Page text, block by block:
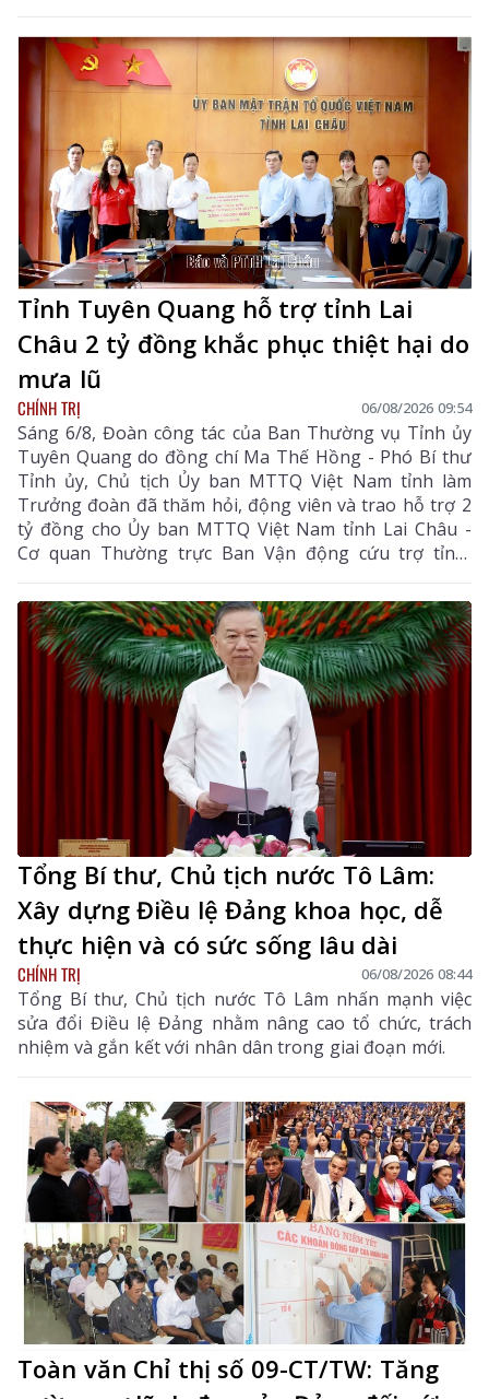
Tỉnh Tuyên Quang hỗ trợ tỉnh Lai
Châu 2 tỷ đồng khắc phục thiệt hại do
mưa lũ
CHÍNH TRỊ 06/08/2026 09:54
Sáng 6/8, Đoàn công tác của Ban Thường vụ Tỉnh ủy
Tuyên Quang do đồng chí Ma Thế Hồng - Phó Bí thư
Tỉnh ủy, Chủ tịch Ủy ban MTTQ Việt Nam tỉnh làm
Trưởng đoàn đã thăm hỏi, động viên và trao hỗ trợ 2
tỷ đồng cho Ủy ban MTTQ Việt Nam tỉnh Lai Châu -
Cơ quan Thường trực Ban Vận động cứu trợ tỉnh,
nhằm giúp nhân dân khắc phục hậu quả thiên tai, mưa
lũ, sạt lở đất, sớm ổn định cuộc sống.
Tổng Bí thư, Chủ tịch nước Tô Lâm:
Xây dựng Điều lệ Đảng khoa học, dễ
thực hiện và có sức sống lâu dài
CHÍNH TRỊ 06/08/2026 08:44
Tổng Bí thư, Chủ tịch nước Tô Lâm nhấn mạnh việc
sửa đổi Điều lệ Đảng nhằm nâng cao tổ chức, trách
nhiệm và gắn kết với nhân dân trong giai đoạn mới.
Toàn văn Chỉ thị số 09-CT/TW: Tăng